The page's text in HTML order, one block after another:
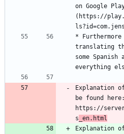
on Google
(https://
*
translating
some
Explanation
be found here:
https://
s _en.html
Explanation